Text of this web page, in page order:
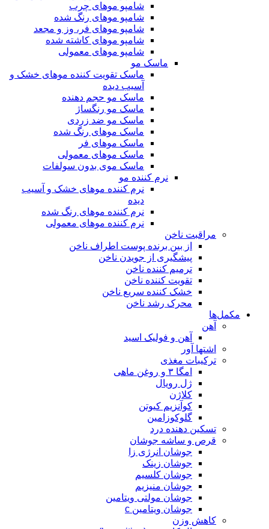
شامپو موهای چرب
شامپو موهای رنگ شده
شامپو موهای فر، وز و مجعد
شامپو موهای کاشته شده
شامپو موهای معمولی
ماسک مو
ماسک تقویت کننده موهای خشک و
آسیب دیده
ماسک مو حجم دهنده
ماسک مو رنگساژ
ماسک مو ضد زردی
ماسک موهای رنگ شده
ماسک موهای فر
ماسک موهای معمولی
ماسک موی بدون سولفات
نرم کننده مو
نرم کننده موهای خشک و آسیب
دیده
نرم کننده موهای رنگ شده
نرم کننده موهای معمولی
مراقبت ناخن
از بین برنده پوست اطراف ناخن
پیشگیری از جویدن ناخن
ترمیم کننده ناخن
تقویت کننده ناخن
خشک کننده سریع ناخن
محرک رشد ناخن
مکمل‌ها
آهن
آهن و فولیک اسید
اشتها آور
ترکیبات مغذی
امگا ۳ و روغن ماهی
ژل رویال
کلاژن
کوآنزیم کیوتن
گلوکوزامین
تسکین دهنده درد
قرص و ساشه جوشان
جوشان انرژی زا
جوشان زینک
جوشان کلسیم
جوشان منیزیم
جوشان مولتی ویتامین
جوشان ویتامین c
کاهش وزن